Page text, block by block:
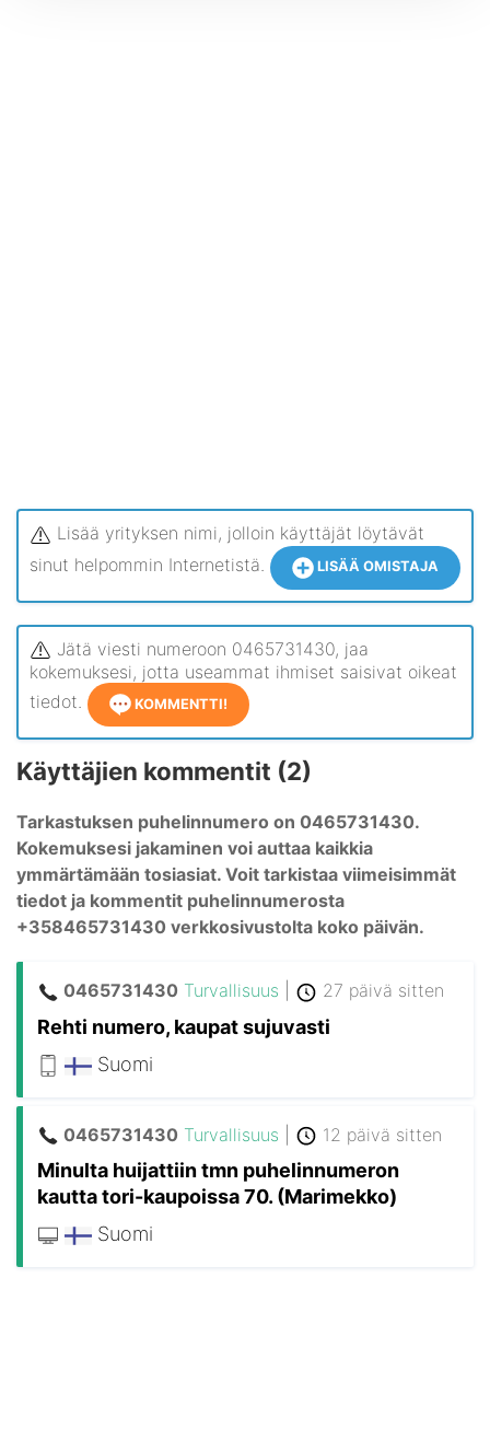
Lisää yrityksen nimi, jolloin käyttäjät löytävät
sinut helpommin Internetistä.
LISÄÄ OMISTAJA
Jätä viesti numeroon 0465731430, jaa
kokemuksesi, jotta useammat ihmiset saisivat oikeat
tiedot.
KOMMENTTI!
Käyttäjien kommentit (2)
Tarkastuksen puhelinnumero on 0465731430.
Kokemuksesi jakaminen voi auttaa kaikkia
ymmärtämään tosiasiat. Voit tarkistaa viimeisimmät
tiedot ja kommentit puhelinnumerosta
+358465731430 verkkosivustolta koko päivän.
0465731430 Turvallisuus 27 päivä sitten
Rehti numero, kaupat sujuvasti
Suomi
0465731430 Turvallisuus 12 päivä sitten
Minulta huijattiin tmn puhelinnumeron
kautta tori-kaupoissa 70. (Marimekko)
Suomi